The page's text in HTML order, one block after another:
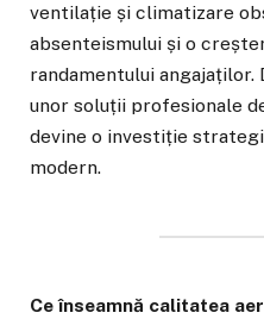
ventilație și climatizare
absenteismului și o
randamentului angajaților.
unor soluții profesionale
devine o investiție
modern.
Ce înseamnă calitatea